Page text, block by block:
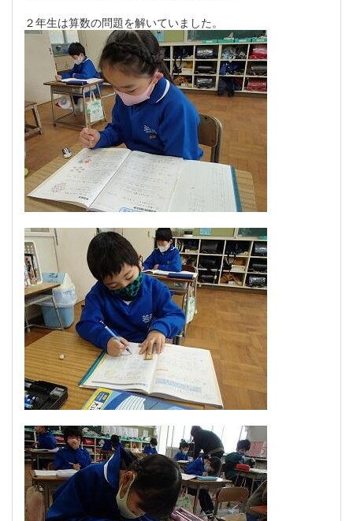
２年生は算数の問題を解いていました。